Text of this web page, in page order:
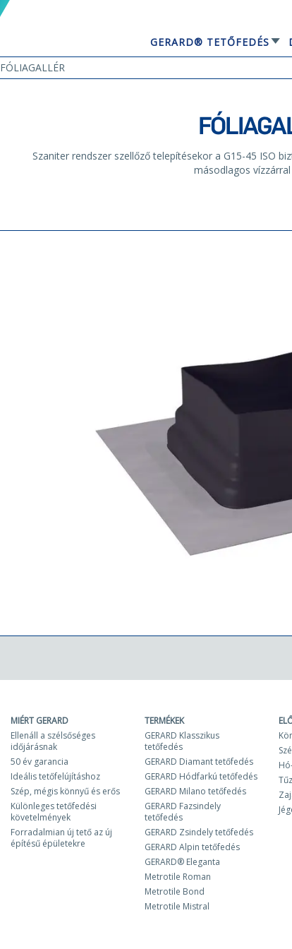
GERARD® TETŐFEDÉS
FÓLIAGALLÉR
Szaniter rendszer szellőző telepítésekor a G15-45 ISO
másodlagos
MIÉRT GERARD
Ellenáll a szélsőséges
időjárásnak
50 év garancia
Ideális tetőfelújításhoz
Szép, mégis könnyű és erős
Különleges tetőfedési
követelmények
Forradalmian új tető az új
építésű épületekre
TERMÉKEK
GERARD Klasszikus
tetőfedés
GERARD Diamant tetőfedés
GERARD Hódfarkú tetőfedés
GERARD Milano tetőfedés
GERARD Fazsindely
tetőfedés
GERARD Zsindely tetőfedés
GERARD Alpin tetőfedés
GERARD® Eleganta
Metrotile Roman
Metrotile Bond
Metrotile Mistral